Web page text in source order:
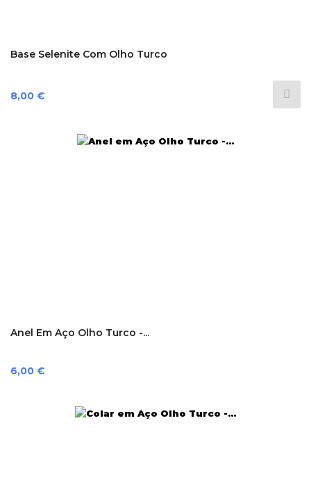
Base Selenite Com Olho Turco
Preço
8,00 €
Anel Em Aço Olho Turco -...
Preço
6,00 €